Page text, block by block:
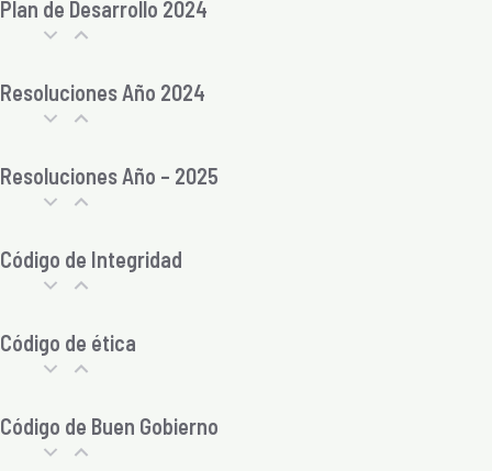
Plan de Desarrollo 2024
Resoluciones Año 2024
Resoluciones Año – 2025
Código de Integridad
Código de ética
Código de Buen Gobierno